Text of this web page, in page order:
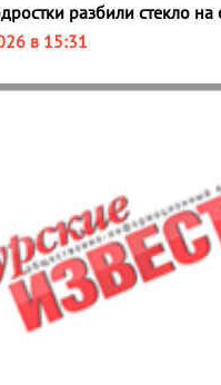
разбили стекло на
в 15:31